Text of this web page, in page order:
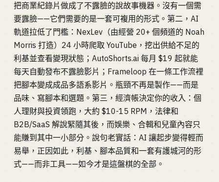
把商業紀錄片做成了不露臉的說故事機器。沒有一個需
要露臉——它們需要的是一套可複用的形式。第二，AI
軌道拉低了門檻：NexLev（由經營 20+ 個頻道的 Noah
Morris 打造）24 小時爬取 YouTube，挖出供給不足的
利基並查看變現狀態；AutoShorts.ai 每月 $19 起就能
每天自動發布不露臉影片；Frameloop 在一條工作流裡
把腳本變成成品多語系影片。瓶頸不再是製作——而是
品味、寫腳本和選題。第三，經濟帳決定你的收入：個
人理財與投資領跑，大約 $10-15 RPM，法律和
B2B/SaaS 解說緊隨其後，而娛樂、合輯和兒童內容只
能賺到其中一小部分。說句老實話：AI 讓起步變得輕而
易舉，正因如此，利基、腳本品質和一套有護城河的形
式——而非工具——如今才是這盤棋的全部。